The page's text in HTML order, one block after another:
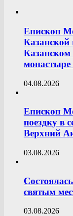
Епископ
монастыре
04.08.2026
Епископ
поездку в
Верхний
03.08.2026
святым
03.08.2026